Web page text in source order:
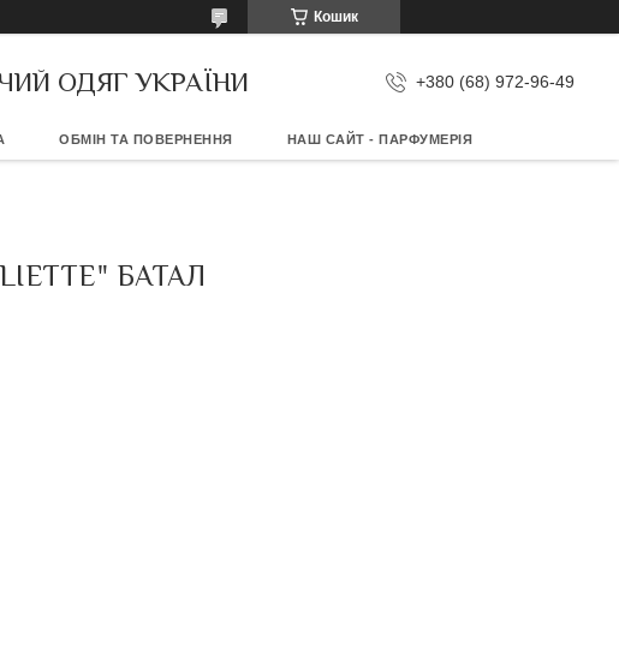
Кошик
ОДЯГ УКРАЇНИ +380 (68) 972-96-49
ОБМІН ТА ПОВЕРНЕННЯ НАШ САЙТ - ПАРФУМЕРІЯ
БАТАЛ